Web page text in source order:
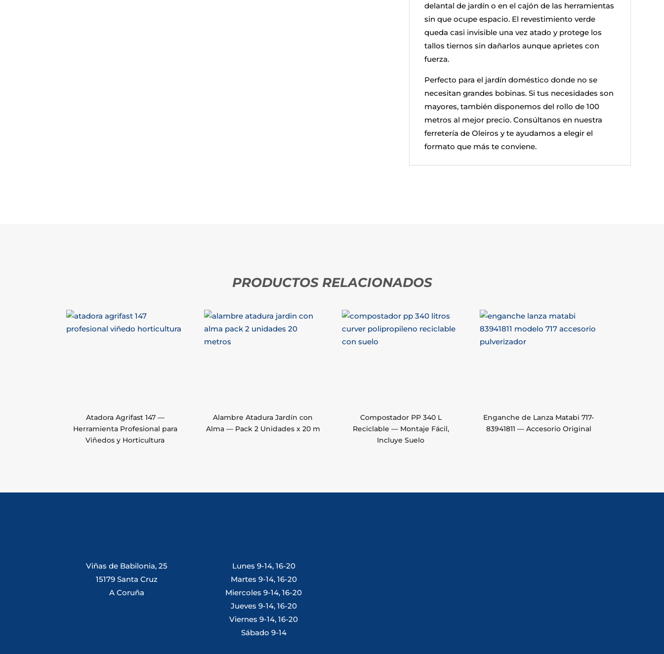
delantal de jardín o en el cajón de las herramientas
sin que ocupe espacio. El revestimiento verde
queda casi invisible una vez atado y protege los
tallos tiernos sin dañarlos aunque aprietes con
fuerza.
Perfecto para el jardín doméstico donde no se
necesitan grandes bobinas. Si tus necesidades son
mayores, también disponemos del rollo de 100
metros al mejor precio. Consúltanos en nuestra
ferretería de Oleiros y te ayudamos a elegir el
formato que más te conviene.
PRODUCTOS RELACIONADOS
Atadora Agrifast 147 —
Herramienta Profesional para
Viñedos y Horticultura
Alambre Atadura Jardín con
Alma — Pack 2 Unidades x 20 m
Compostador PP 340 L
Reciclable — Montaje Fácil,
Incluye Suelo
Enganche de Lanza Matabi 717-
83941811 — Accesorio Original
Viñas de Babilonia, 25
15179 Santa Cruz
A Coruña
Lunes 9-14, 16-20
Martes 9-14, 16-20
Miercoles 9-14, 16-20
Jueves 9-14, 16-20
Viernes 9-14, 16-20
Sábado 9-14